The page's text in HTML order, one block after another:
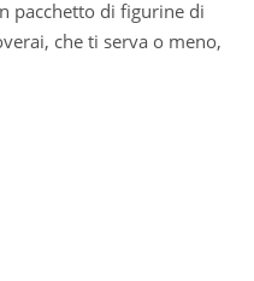
pacchetto di figurine di
che ti serva o meno,